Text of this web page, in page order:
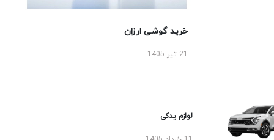
خرید گوشی ارزان
لوازم یدکی